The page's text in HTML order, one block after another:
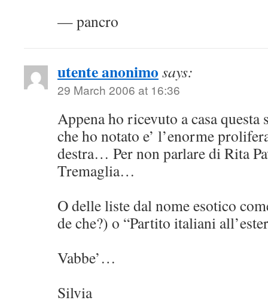
— pancro
utente anonimo says:
29 March 2006 at 16:36
Appena ho ricevuto a casa questa
che ho notato e’ l’enorme
destra… Per non parlare di Rita
Tremaglia…
O delle liste dal nome esotico
de che?) o “Partito italiani
Vabbe’…
Silvia